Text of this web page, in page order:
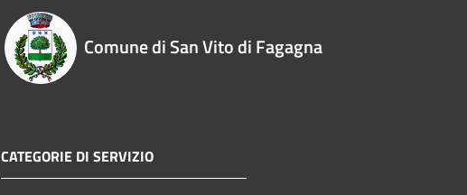
Comune di San Vito di Fagagna
CATEGORIE DI SERVIZIO